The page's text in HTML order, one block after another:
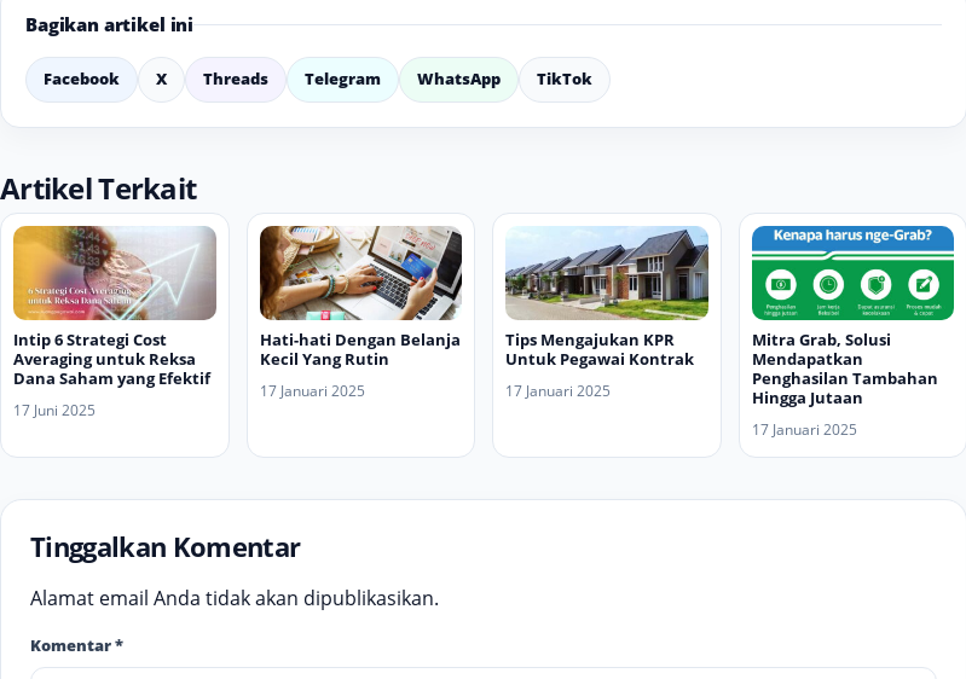
Bagikan artikel ini
Facebook X Threads Telegram WhatsApp TikTok
Artikel Terkait
Intip 6 Strategi Cost
Averaging untuk Reksa
Dana Saham yang Efektif
17 Juni 2025
Hati-hati Dengan Belanja
Kecil Yang Rutin
17 Januari 2025
Tips Mengajukan KPR
Untuk Pegawai Kontrak
17 Januari 2025
Mitra Grab, Solusi
Mendapatkan
Penghasilan Tambahan
Hingga Jutaan
17 Januari 2025
Tinggalkan Komentar
Alamat email Anda tidak akan dipublikasikan.
Komentar*